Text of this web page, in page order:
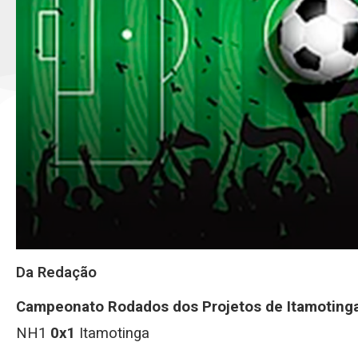
Da Redação
Campeonato Rodados dos Projetos de
NH1 0x1 Itamotinga